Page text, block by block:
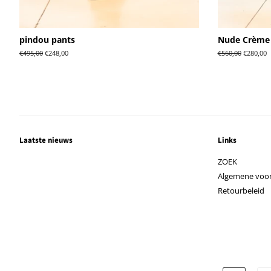
pindou pants
Normale
€495,00 Aanbiedingsprijs
€248,00
Nude
Normale
€560,00 €280,00
Laatste nieuws
Links
ZOEK
Algemene
Retourbeleid